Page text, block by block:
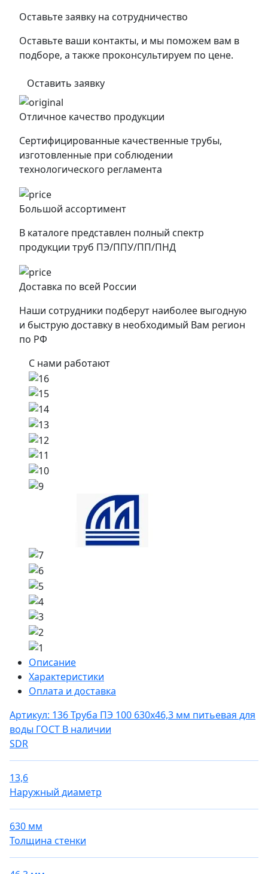
Оставьте заявку на сотрудничество
Оставьте ваши контакты, и мы поможем вам в
подборе, а также проконсультируем по цене.
Оставить заявку
Отличное качество продукции
Сертифицированные качественные трубы,
изготовленные при соблюдении
технологического регламента
Большой ассортимент
В каталоге представлен полный спектр
продукции труб ПЭ/ППУ/ПП/ПНД
Доставка по всей России
Наши сотрудники подберут наиболее выгодную
и быструю доставку в необходимый Вам регион
по РФ
С нами работают
Описание
Характеристики
Оплата и доставка
Артикул: 136Труба ПЭ 100 630х46,3 мм питьевая для
воды ГОСТ В наличии
SDR
13,6
Наружный диаметр
630 мм
Толщина стенки